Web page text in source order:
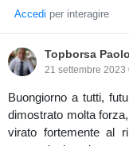
Accedi per interagire
Topborsa
21 settembre 2023
Buongiorno a tutti,
dimostrato molta
virato fortemente al